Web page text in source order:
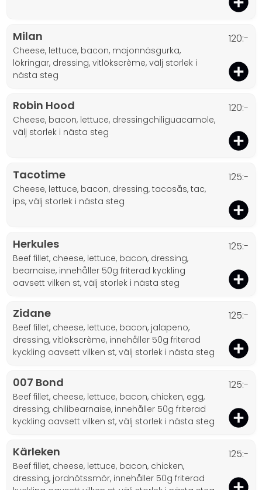
Milan
cheese, lettuce, bacon, majonnäsgurka,
lökringar, dressing, vitlökscrème, välj storlek i
nästa steg
120:-
Robin Hood
cheese, bacon, lettuce, dressingchiliguacamole,
välj storlek i nästa steg
120:-
Tacotime
cheese, lettuce, bacon, dressing, tacosås, tac,
ips, välj storlek i nästa steg
125:-
Herkules
beef fillet, cheese, lettuce, bacon, dressing,
bearnaise, innehåller 50g friterad kyckling
oavsett vilken st, välj storlek i nästa steg
125:-
Zidane
beef fillet, cheese, lettuce, bacon, jalapeno,
dressing, vitlökscrème, innehåller 50g friterad
kyckling oavsett vilken st, välj storlek i nästa steg
125:-
007 Bond
beef fillet, cheese, lettuce, bacon, chicken, egg,
dressing, chilibearnaise, innehåller 50g friterad
kyckling oavsett vilken st, välj storlek i nästa steg
125:-
Kärleken
beef fillet, cheese, lettuce, bacon, chicken,
dressing, jordnötssmör, innehåller 50g friterad
125:-